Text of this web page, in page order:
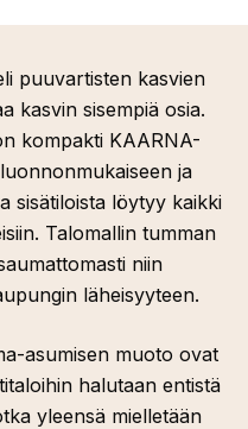
puuvartisten kasvien
kasvin sisempiä osia.
kompakti KAARNA-
ja
sisätiloista löytyy kaikki
Talomallin tumman
niin
läheisyyteen.
asumisen muoto ovat
halutaan entistä
yleensä mielletään